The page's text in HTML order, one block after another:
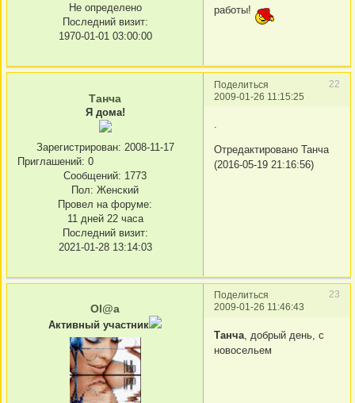
Не определено
Последний визит:
1970-01-01 03:00:00
работы!
Поделиться
22
2009-01-26 11:15:25
Танча
Я дома!
Зарегистрирован: 2008-11-17
Приглашений: 0
Сообщений: 1773
Пол: Женский
Провел на форуме:
11 дней 22 часа
Последний визит:
2021-01-28 13:14:03
.
Отредактировано Танча
(2016-05-19 21:16:56)
Поделиться
23
2009-01-26 11:46:43
Ol@a
Активный участник
Танча , добрый день, с
новосельем